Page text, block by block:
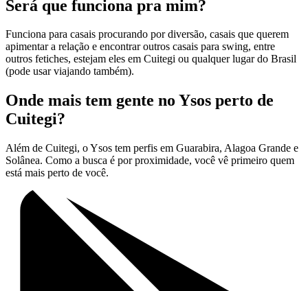
Será que funciona pra mim?
Funciona para casais procurando por diversão, casais que querem
apimentar a relação e encontrar outros casais para swing, entre
outros fetiches, estejam eles em Cuitegi ou qualquer lugar do Brasil
(pode usar viajando também).
Onde mais tem gente no Ysos perto de
Cuitegi?
Além de Cuitegi, o Ysos tem perfis em Guarabira, Alagoa Grande e
Solânea. Como a busca é por proximidade, você vê primeiro quem
está mais perto de você.